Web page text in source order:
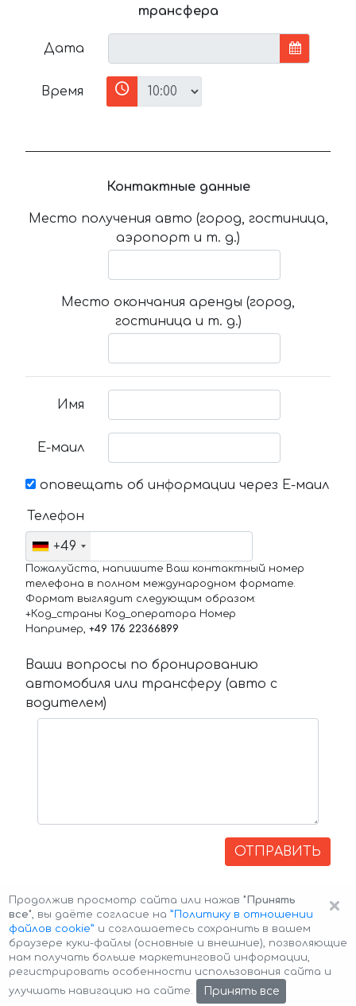
трансфера
Дата
Время
Контактные данные
Место получения авто (город, гостиница,
аэропорт и т. д.)
Место окончания аренды (город,
гостиница и т. д.)
Имя
Е-маил
оповещать об информации через Е-маил
Телефон
+49
Пожалуйста, напишите Ваш контактный номер
телефона в полном международном формате.
Формат выглядит следующим образом:
+Код_страны Код_оператора Номер
Например, +49 176 22366899
Ваши вопросы по бронированию
автомобиля или трансферу (авто с
водителем)
ОТПРАВИТЬ
Авторские права © 2026 Авто-Аренда Cookie Policy
×
Продолжив просмотр сайта или нажав "Принять
все", вы даёте согласие на ”Политику в отношении
файлов cookie” и соглашаетесь сохранить в вашем
браузере куки-файлы (основные и внешние), позволяющие
нам получать больше маркетинговой информации,
регистрировать особенности использования сайта и
улучшать навигацию на сайте.
Принять все